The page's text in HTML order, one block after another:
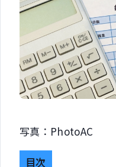
写真：PhotoAC
目次